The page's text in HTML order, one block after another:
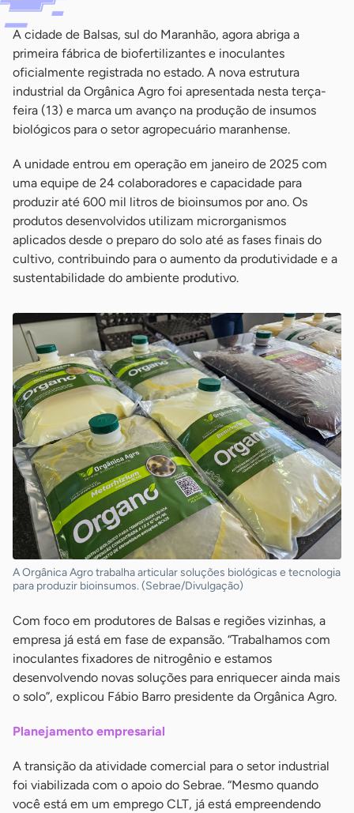
A cidade de Balsas, sul do Maranhão, agora abriga a
primeira fábrica de biofertilizantes e inoculantes
oficialmente registrada no estado. A nova estrutura
industrial da Orgânica Agro foi apresentada nesta terça-
feira (13) e marca um avanço na produção de insumos
biológicos para o setor agropecuário maranhense.
A unidade entrou em operação em janeiro de 2025 com
uma equipe de 24 colaboradores e capacidade para
produzir até 600 mil litros de bioinsumos por ano. Os
produtos desenvolvidos utilizam microrganismos
aplicados desde o preparo do solo até as fases finais do
cultivo, contribuindo para o aumento da produtividade e a
sustentabilidade do ambiente produtivo.
A Orgânica Agro trabalha articular soluções biológicas e tecnologia
para produzir bioinsumos. (Sebrae/Divulgação)
Com foco em produtores de Balsas e regiões vizinhas, a
empresa já está em fase de expansão. “Trabalhamos com
inoculantes fixadores de nitrogênio e estamos
desenvolvendo novas soluções para enriquecer ainda mais
o solo”, explicou Fábio Barro presidente da Orgânica Agro.
Planejamento empresarial
A transição da atividade comercial para o setor industrial
foi viabilizada com o apoio do Sebrae. “Mesmo quando
você está em um emprego CLT, já está empreendendo